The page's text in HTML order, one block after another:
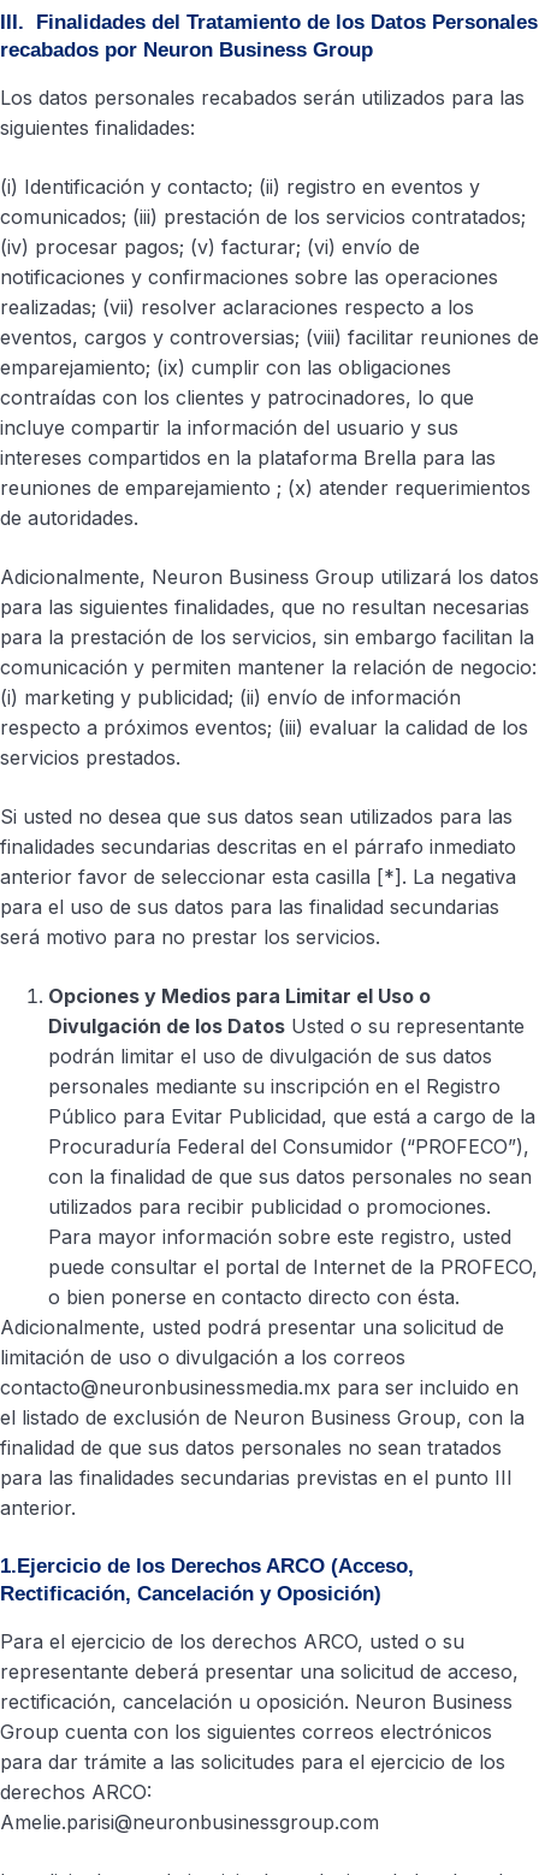
III. Finalidades del Tratamiento de los Datos Personales
recabados por Neuron Business Group
Los datos personales recabados serán utilizados para las
siguientes finalidades:
(i) Identificación y contacto; (ii) registro en eventos y
comunicados; (iii) prestación de los servicios contratados;
(iv) procesar pagos; (v) facturar; (vi) envío de
notificaciones y confirmaciones sobre las operaciones
realizadas; (vii) resolver aclaraciones respecto a los
eventos, cargos y controversias; (viii) facilitar reuniones de
emparejamiento; (ix) cumplir con las obligaciones
contraídas con los clientes y patrocinadores, lo que
incluye compartir la información del usuario y sus
intereses compartidos en la plataforma Brella para las
reuniones de emparejamiento ; (x) atender requerimientos
de autoridades.
Adicionalmente, Neuron Business Group utilizará los datos
para las siguientes finalidades, que no resultan necesarias
para la prestación de los servicios, sin embargo facilitan la
comunicación y permiten mantener la relación de negocio:
(i) marketing y publicidad; (ii) envío de información
respecto a próximos eventos; (iii) evaluar la calidad de los
servicios prestados.
Si usted no desea que sus datos sean utilizados para las
finalidades secundarias descritas en el párrafo inmediato
anterior favor de seleccionar esta casilla [*]. La negativa
para el uso de sus datos para las finalidad secundarias
será motivo para no prestar los servicios.
Opciones y Medios para Limitar el Uso o
Divulgación de los Datos Usted o su representante
podrán limitar el uso de divulgación de sus datos
personales mediante su inscripción en el Registro
Público para Evitar Publicidad, que está a cargo de la
Procuraduría Federal del Consumidor (“PROFECO”),
con la finalidad de que sus datos personales no sean
utilizados para recibir publicidad o promociones.
Para mayor información sobre este registro, usted
puede consultar el portal de Internet de la PROFECO,
o bien ponerse en contacto directo con ésta.
Adicionalmente, usted podrá presentar una solicitud de
limitación de uso o divulgación a los correos
contacto@neuronbusinessmedia.mx para ser incluido en
el listado de exclusión de Neuron Business Group, con la
finalidad de que sus datos personales no sean tratados
para las finalidades secundarias previstas en el punto III
anterior.
1.Ejercicio de los Derechos ARCO (Acceso,
Rectificación, Cancelación y Oposición)
Para el ejercicio de los derechos ARCO, usted o su
representante deberá presentar una solicitud de acceso,
rectificación, cancelación u oposición. Neuron Business
Group cuenta con los siguientes correos electrónicos
para dar trámite a las solicitudes para el ejercicio de los
derechos ARCO:
Amelie.parisi@neuronbusinessgroup.com